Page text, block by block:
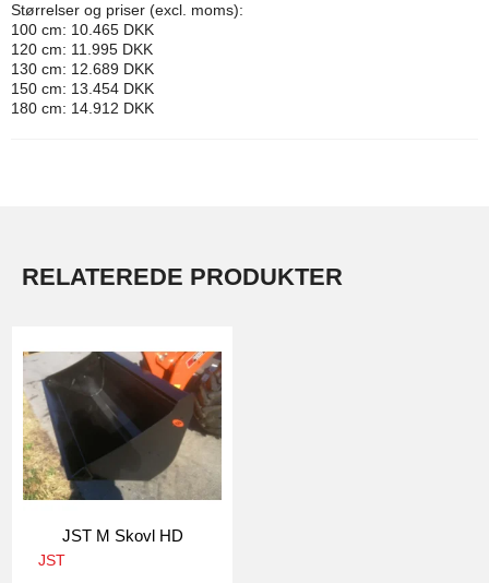
Størrelser og priser (excl. moms):
100 cm: 10.465 DKK
120 cm: 11.995 DKK
130 cm: 12.689 DKK
150 cm: 13.454 DKK
180 cm: 14.912 DKK
RELATEREDE PRODUKTER
JST M Skovl HD
JST